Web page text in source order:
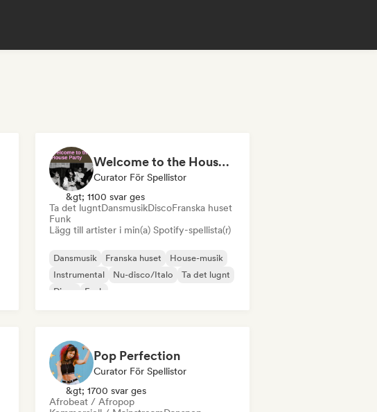
Welcome to the House Party
Curator För Spellistor
&gt; 1100 svar ges
Ta det lugntDansmusikDiscoFranska huset
Funk
Lägg till artister i min(a) Spotify-spellista(r)
Dansmusik Franska huset
House-musik
Instrumental
Nu-disco/Italo
Ta det lugnt
Disco
Funk
Pop Perfection
Curator För Spellistor
&gt; 1700 svar ges
Afrobeat / Afropop